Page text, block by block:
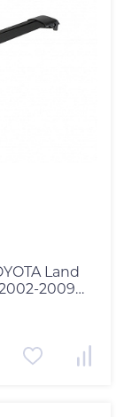
Land
2009